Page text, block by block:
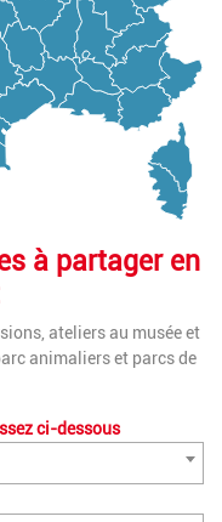
à partager en
ateliers au musée et
animaliers et parcs de
ci-dessous